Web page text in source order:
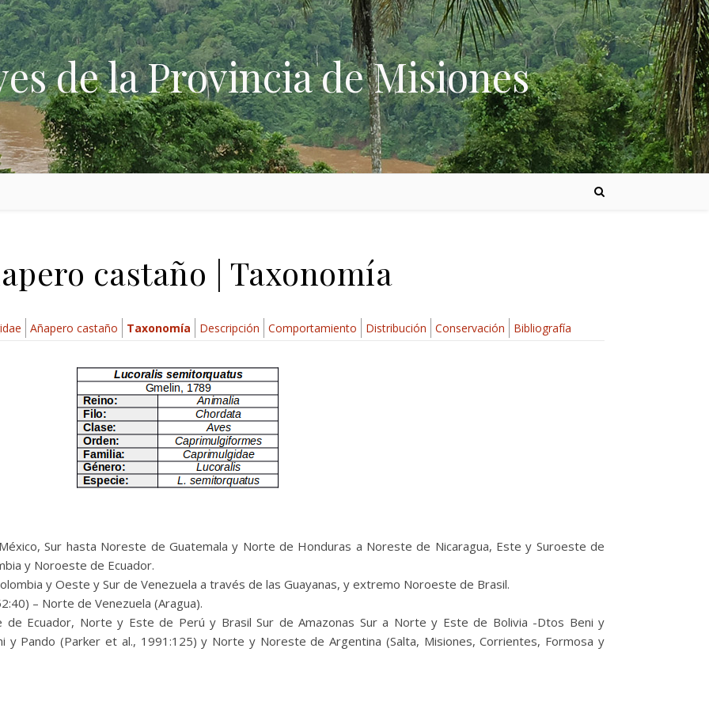
de la Provincia de Misiones
castaño | Taxonomía
Añapero castaño Taxonomía Descripción Comportamiento Distribución Conservación Bibliografía
Sur hasta Noreste de Guatemala y Norte de Honduras a Noreste de Nicaragua, Este y Suroeste de
y Noroeste de Ecuador.
y Oeste y Sur de Venezuela a través de las Guayanas, y extremo Noroeste de Brasil.
– Norte de Venezuela (Aragua).
de Ecuador, Norte y Este de Perú y Brasil Sur de Amazonas Sur a Norte y Este de Bolivia -Dtos Beni y
y Pando (Parker et al., 1991:125) y Norte y Noreste de Argentina (Salta, Misiones, Corrientes, Formosa y